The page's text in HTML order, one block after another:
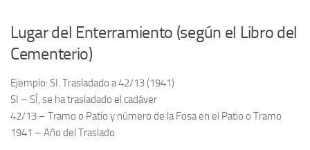
Bibliografías
Biblioteca
Catálogo Biblioteca
Catálogo Hemeroteca
Fondo Mario J. Bonilla
Lugar del Enterramiento (según el Libro del
Cementerio)
Ejemplo: SI. Trasladado a 42/13 (1941)
SI – SÍ, se ha trasladado el cadáver
42/13 – Tramo o Patio y número de la Fosa en el Patio o Tramo
1941 – Año del Traslado